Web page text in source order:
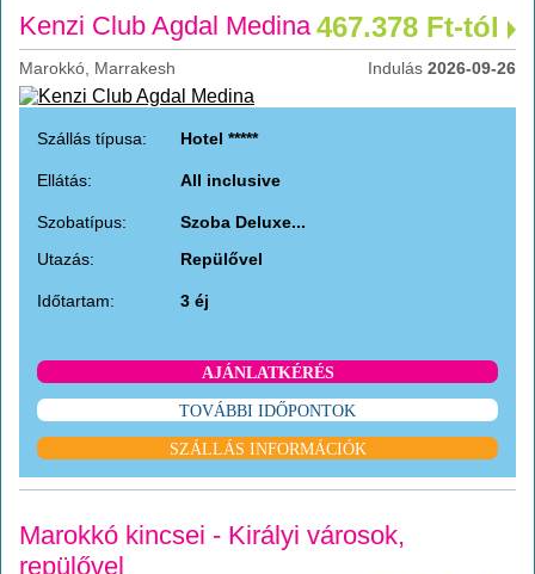
Kenzi Club Agdal Medina 467.378 Ft-tól
Marokkó, Marrakesh Indulás 2026-09-26
Szállás típusa: Hotel *****
Ellátás: All inclusive
Szobatípus:
Szoba Deluxe...
Utazás:
Repülővel
Időtartam: 3 éj
AJÁNLATKÉRÉS
TOVÁBBI IDŐPONTOK
SZÁLLÁS INFORMÁCIÓK
Marokkó kincsei - Királyi városok,
repülővel